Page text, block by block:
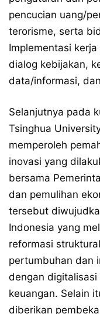
pencucian uang/
terorisme, serta
Implementasi
dialog kebijakan,
data/informasi,
Selanjutnya pada
Tsinghua
memperoleh
inovasi yang
bersama
dan pemulihan
tersebut
Indonesia yang
reformasi
pertumbuhan dan
dengan
keuangan. Selain
diberikan